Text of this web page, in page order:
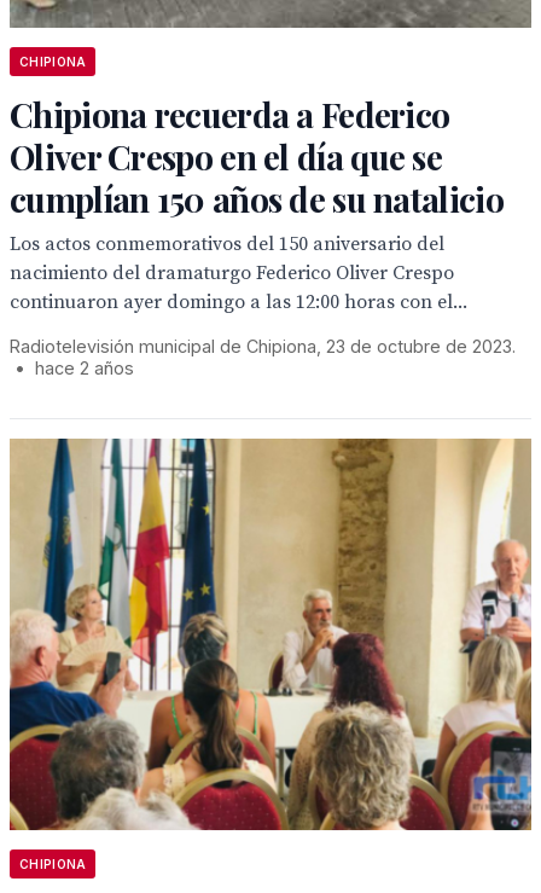
CHIPIONA
Chipiona recuerda a Federico
Oliver Crespo en el día que se
cumplían 150 años de su natalicio
Los actos conmemorativos del 150 aniversario del
nacimiento del dramaturgo Federico Oliver Crespo
continuaron ayer domingo a las 12:00 horas con el...
Radiotelevisión municipal de Chipiona, 23 de octubre de 2023.
• hace 2 años
CHIPIONA